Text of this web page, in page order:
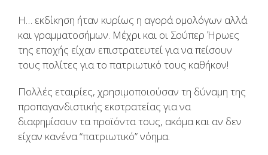
H… εκδίκηση ήταν κυρίως η αγορά ομολόγων αλλά
και γραμματοσήμων. Μέχρι και οι Σούπερ Ήρωες
της εποχής είχαν επιστρατευτεί για να πείσουν
τους πολίτες για το πατριωτικό τους καθήκον!
Πολλές εταιρίες, χρησιμοποιούσαν τη δύναμη της
προπαγανδιστικής εκστρατείας για να
διαφημίσουν τα προϊόντα τους, ακόμα και αν δεν
είχαν κανένα “πατριωτικό” νόημα.